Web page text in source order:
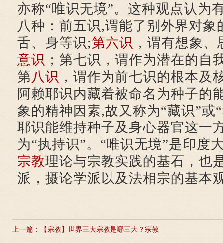
亦称“唯识无境”。这种观点认为
八种：前五识,谓能了别外界对象
舌、身等识;第六识 ，谓有想象
意识 ；第七识，谓作为潜在的自
第八识 ，谓作为前七识的根本及
阿赖耶识内藏着被命名为种子的
象的精神因素,故又称为“藏识”或
耶识能维持种子及身心器官这一
为“执持识”。“唯识无境”是印度
宗教理论与宗教实践的基石，也
派，摄论学派以及法相宗的基本
上一篇： 【宗教】世界三大宗教是哪三大？宗教